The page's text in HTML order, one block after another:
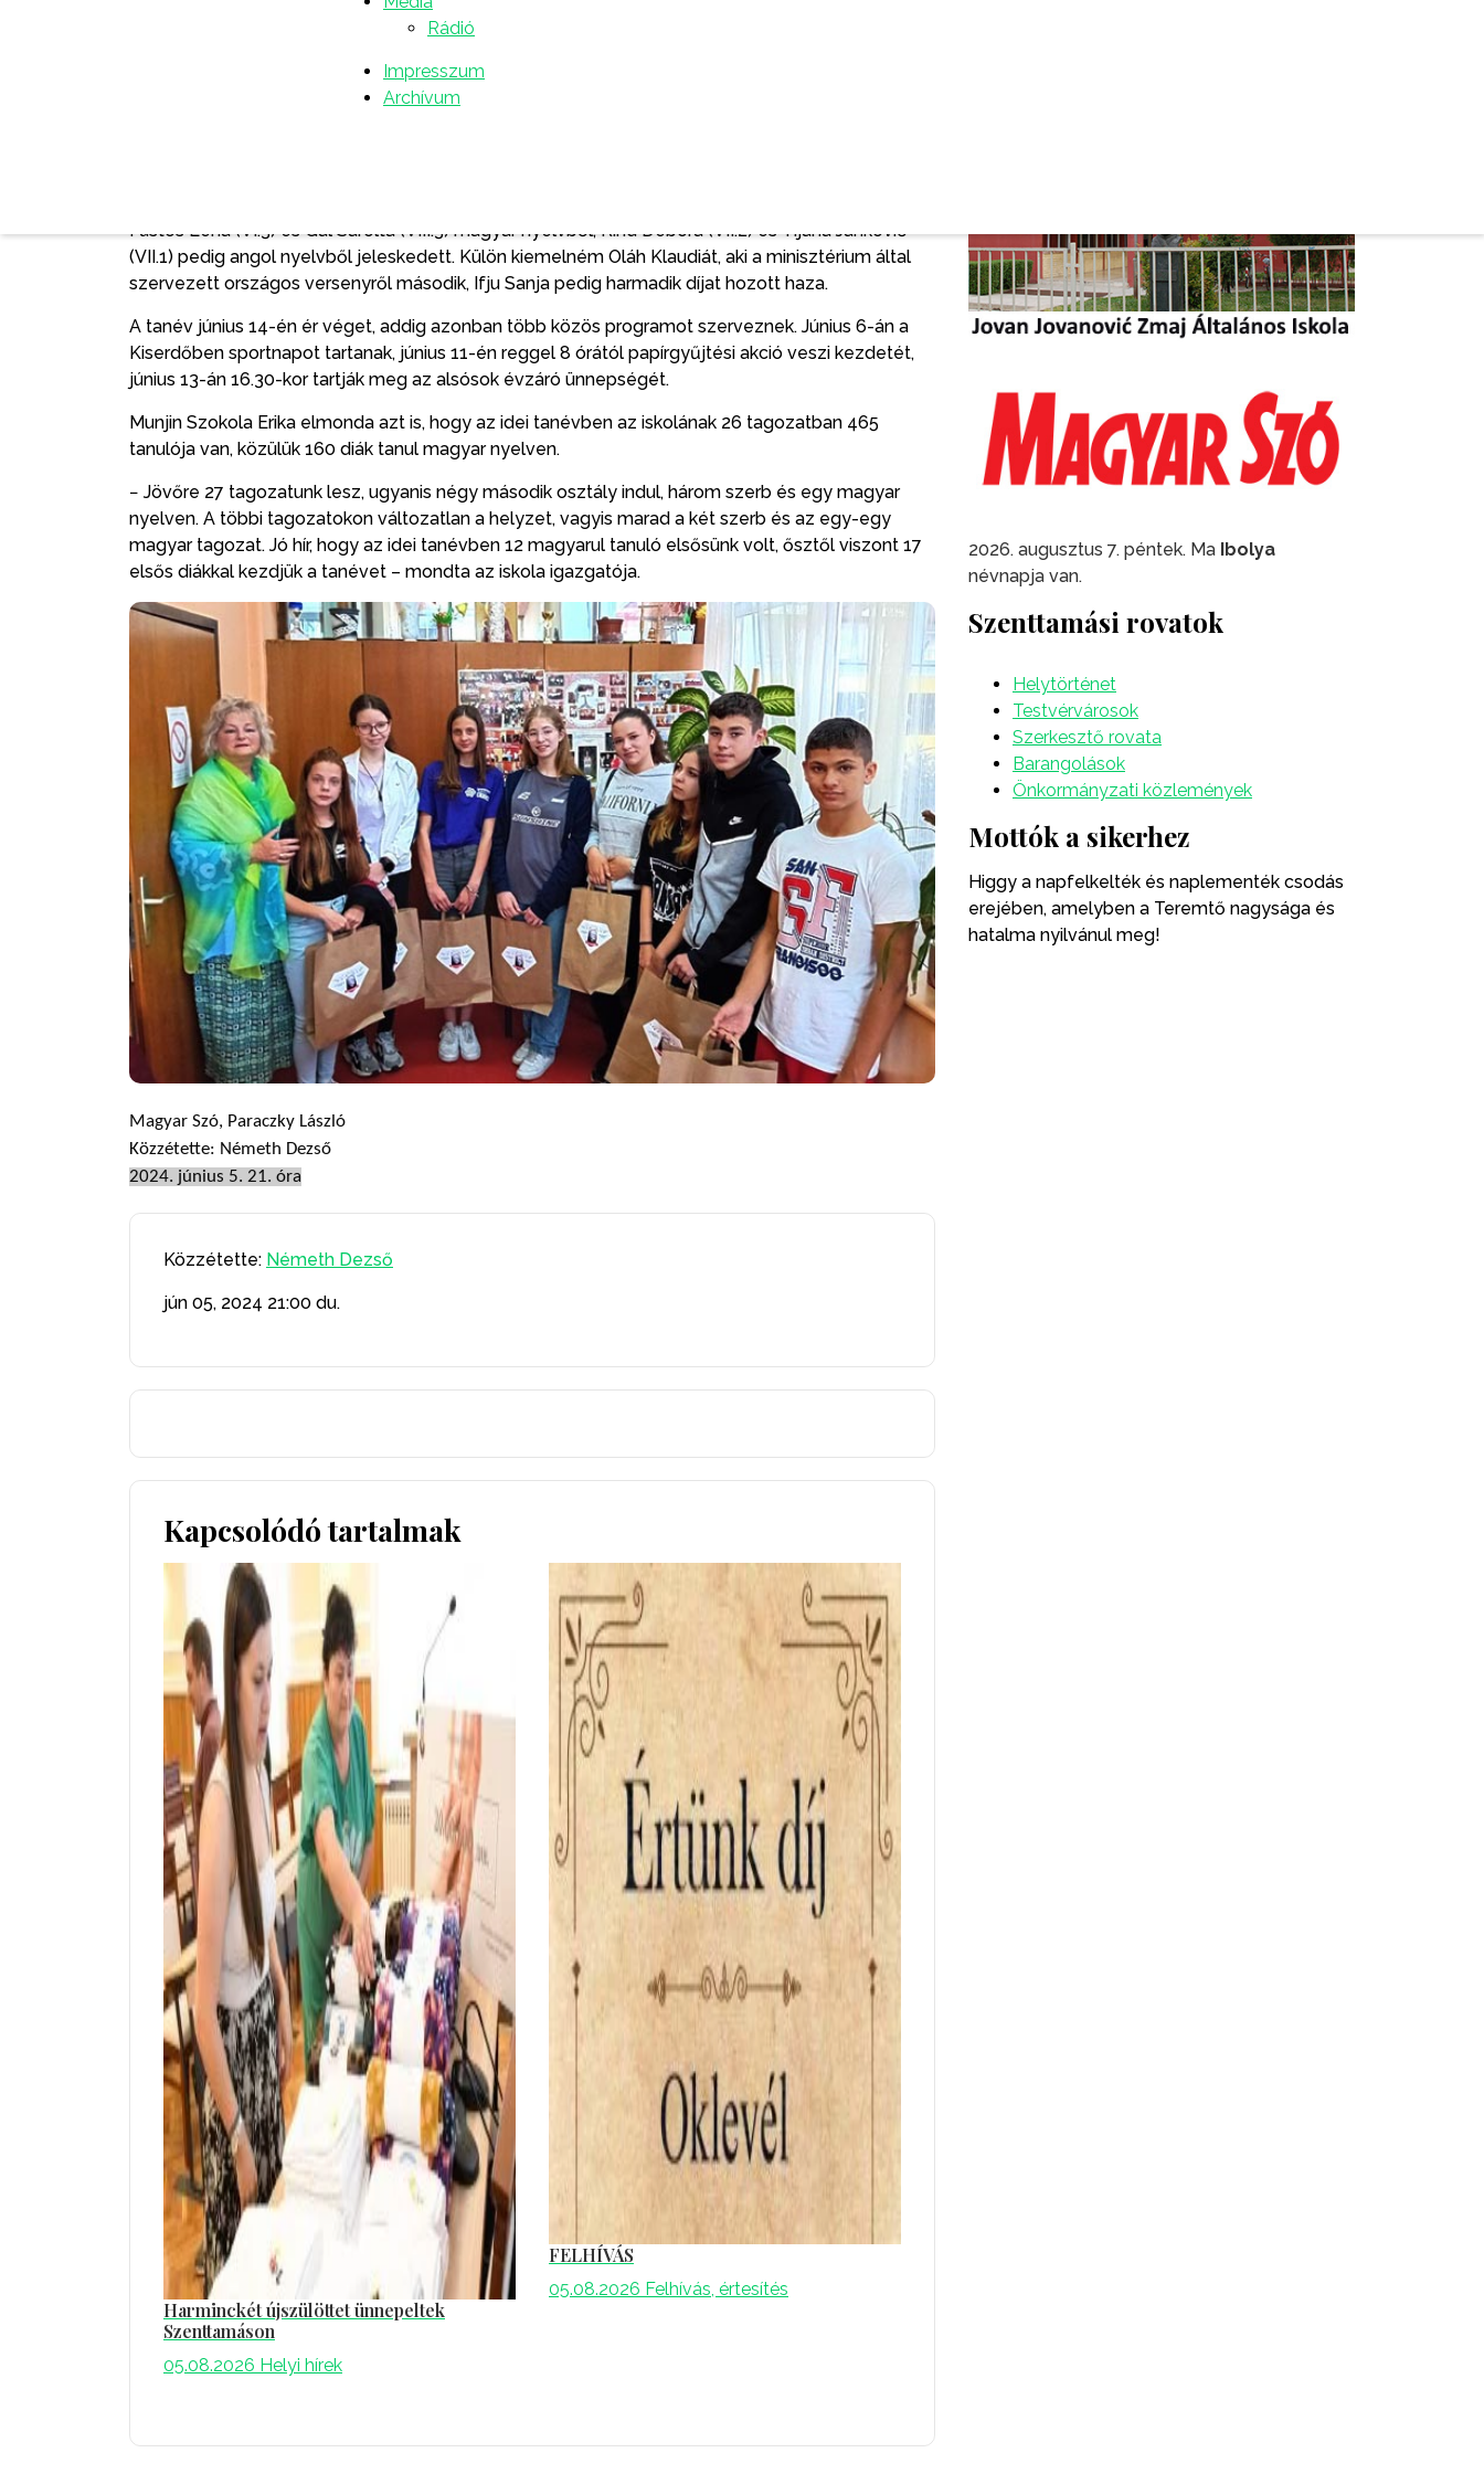
Rádió
Impresszum
Archívum
eredményeket illetően pedig 16 kitűnő, 17 jeles, 18 jó és egy elégséges tanuló. Kiemelte,
büszkék azokra a tanulókra, akik a különböző versenyeken képviselték az iskolát és Szenttamást.
Füstös Léna (VI.3) és Gál Sarolta (VIII.3) magyar nyelvből, Rind Debora (VII.2) és Tijana Janković
(VII.1) pedig angol nyelvből jeleskedett. Külön kiemelném Oláh Klaudiát, aki a minisztérium által
szervezett országos versenyről második, Ifju Sanja pedig harmadik díjat hozott haza.
A tanév június 14-én ér véget, addig azonban több közös programot szerveznek. Június 6-án a
Kiserdőben sportnapot tartanak, június 11-én reggel 8 órától papírgyűjtési akció veszi kezdetét,
június 13-án 16.30-kor tartják meg az alsósok évzáró ünnepségét.
Munjin Szokola Erika elmonda azt is, hogy az idei tanévben az iskolának 26 tagozatban 465
tanulója van, közülük 160 diák tanul magyar nyelven.
− Jövőre 27 tagozatunk lesz, ugyanis négy második osztály indul, három szerb és egy magyar
nyelven. A többi tagozatokon változatlan a helyzet, vagyis marad a két szerb és az egy-egy
magyar tagozat. Jó hír, hogy az idei tanévben 12 magyarul tanuló elsősünk volt, ősztől viszont 17
elsős diákkal kezdjük a tanévet – mondta az iskola igazgatója.
Magyar Szó, Paraczky László
Közzétette: Németh Dezső
2024. június 5. 21. óra
Közzétette: Németh Dezső
jún 05, 2024 21:00 du.
Kapcsolódó tartalmak
Harminckét újszülöttet ünnepeltek
Szenttamáson
05.08.2026 Helyi hírek
FELHÍVÁS
05.08.2026 Felhívás, értesítés
2026. augusztus 7. péntek. Ma Ibolya
névnapja van.
Szenttamási rovatok
Helytörténet
Testvérvárosok
Szerkesztő rovata
Barangolások
Önkormányzati közlemények
Mottók a sikerhez
Higgy a napfelkelték és naplementék csodás
erejében, amelyben a Teremtő nagysága és
hatalma nyilvánul meg!